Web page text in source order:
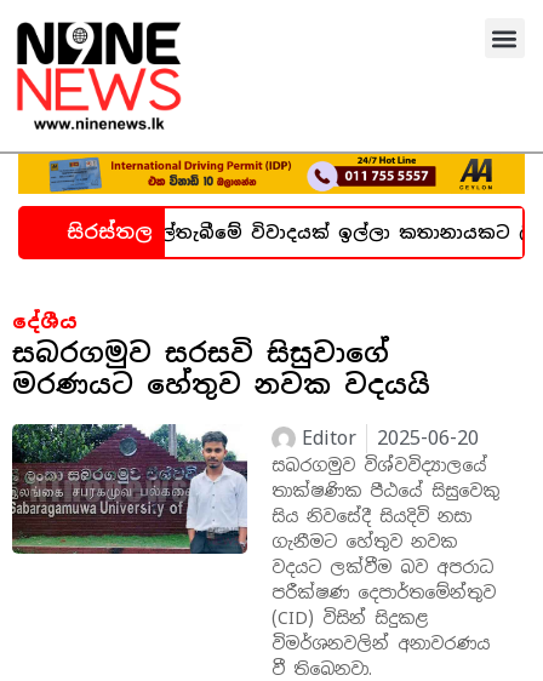
සිරස්තල
හදිසි කල්තැබීමේ විවාදයක් ඉල්ලා කතානායකට ලිපියක්
දේශීය
සබරගමුව සරසවි සිසුවාගේ
මරණයට හේතුව නවක වදයයි
Editor 2025-06-20
සබරගමුව විශ්වවිද්‍යාලයේ
තාක්ෂණික පීඨයේ සිසුවෙකු
සිය නිවසේදී සියදිවි නසා
ගැනීමට හේතුව නවක
වදයට ලක්වීම බව අපරාධ
පරීක්ෂණ දෙපාර්තමේන්තුව
(CID) විසින් සිදුකළ
විමර්ශනවලින් අනාවරණය
වී තිබෙනවා.